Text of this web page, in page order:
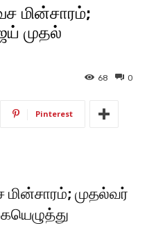
மின்சாரம்;
முதல்
0
68
Pinterest
முதல்வர்